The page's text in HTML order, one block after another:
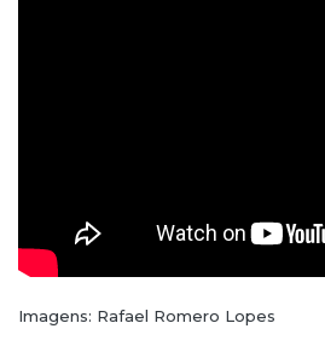
Imagens: Rafael Romero Lopes